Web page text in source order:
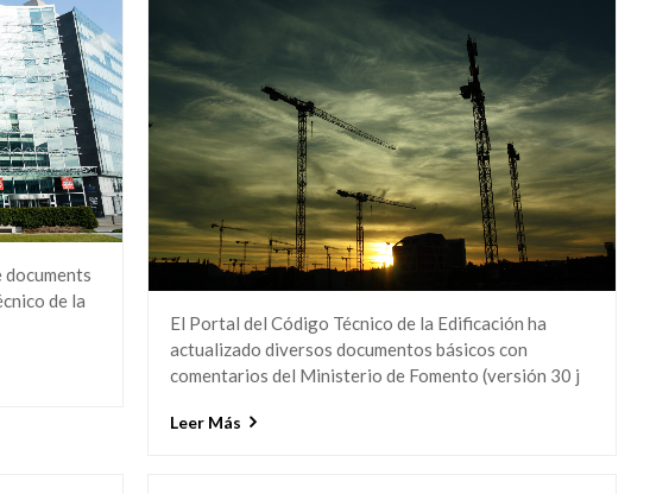
documents
de la
El Portal del Código Técnico de la Edificación ha
actualizado diversos documentos básicos con
comentarios del Ministerio de Fomento (versión 30 j
Leer Más